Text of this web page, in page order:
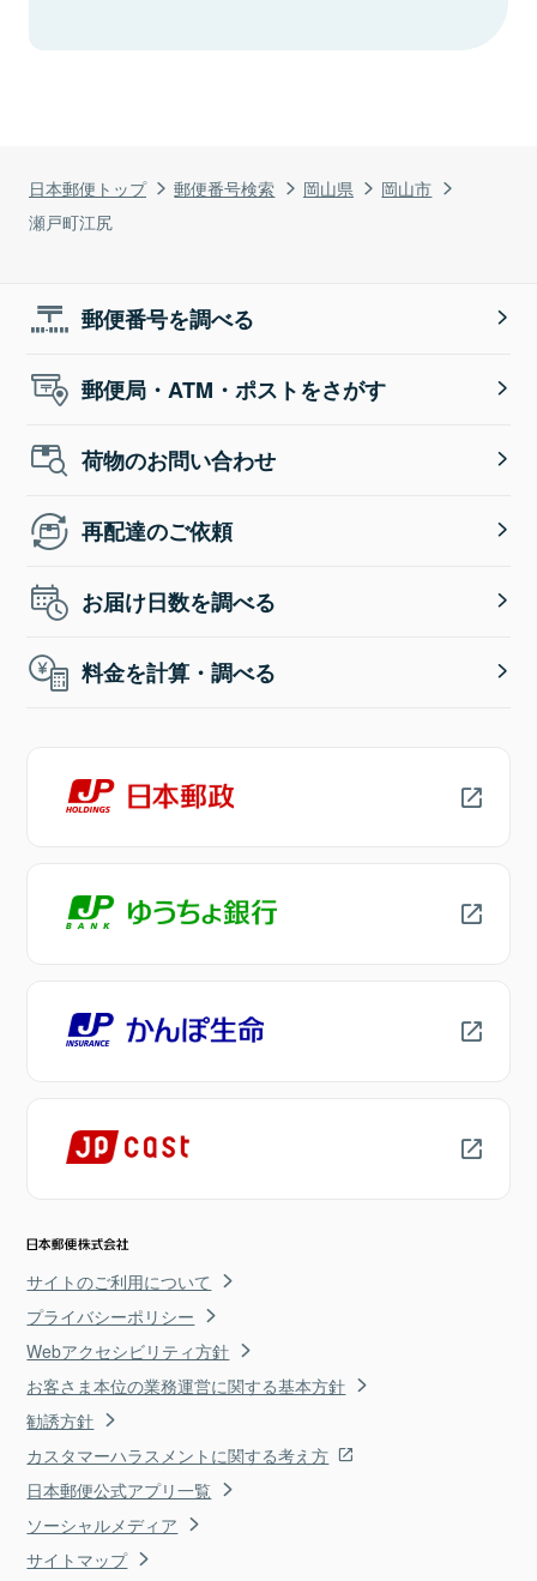
日本郵便トップ 郵便番号検索 岡山県
岡山市
瀬戸町江尻
郵便番号を調べる
郵便局・ATM・ポストをさがす
荷物のお問い合わせ
再配達のご依頼
お届け日数を調べる
料金を計算・調べる
サイトのご利用について
プライバシーポリシー
Webアクセシビリティ方針
お客さま本位の業務運営に関する基本方針
勧誘方針
カスタマーハラスメントに関する考え方
日本郵便公式アプリ一覧
ソーシャルメディア
サイトマップ